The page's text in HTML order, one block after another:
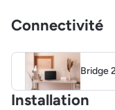
Connectivité
Bridge
Installation